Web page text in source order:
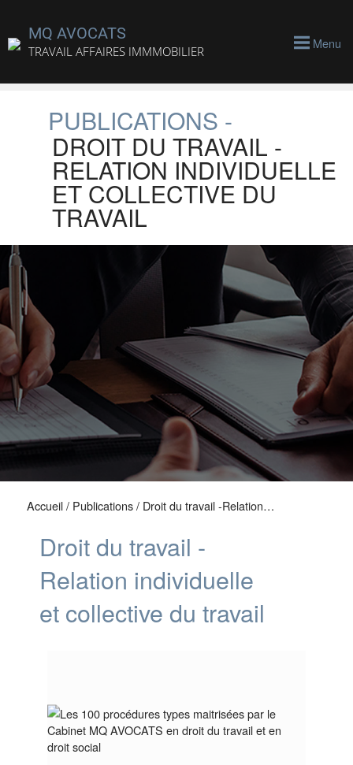
Menu
MQ AVOCATS
TRAVAIL AFFAIRES IMMMOBILIER
PUBLICATIONS -
DROIT DU TRAVAIL -
RELATION INDIVIDUELLE
ET COLLECTIVE DU
TRAVAIL
Accueil / Publications/ Droit du travail -Relation…
Droit du travail -
Relation individuelle
et collective du travail